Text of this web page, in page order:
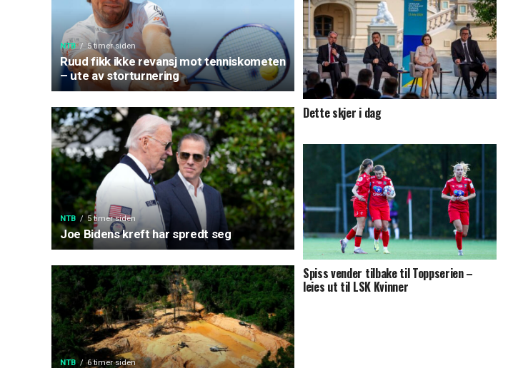
NTB 5 timer siden
Ruud fikk ikke revansj mot tenniskometen
– ute av storturnering
NTB 5 timer siden
Joe Bidens kreft har spredt seg
NTB 6 timer siden
Dette skjer i dag
Spiss vender tilbake til Toppserien –
leies ut til LSK Kvinner